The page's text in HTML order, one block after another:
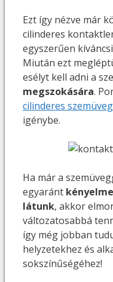
Ezt így nézve már
cilinderes
egyszerűen
Miután ezt
esélyt kell adni a
megszokására.
cilinderes
igénybe.
Ha már a
egyaránt
látunk, akkor
változatosabbá
így még jobban
helyzetekhez és
sokszínűségéhez!